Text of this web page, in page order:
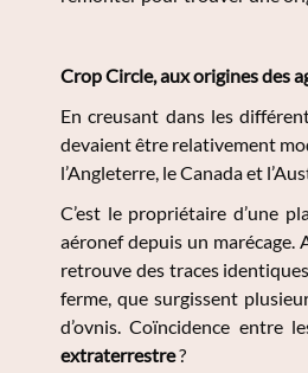
Crop Circle, aux origines des
En creusant dans les
devaient être relativement
l’Angleterre, le Canada et
C’est le propriétaire d’une
aéronef depuis un marécage.
retrouve des traces
ferme, que surgissent
d’ovnis. Coïncidence entre
extraterrestre?